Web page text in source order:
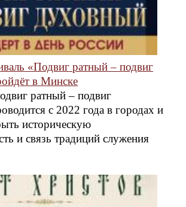
«Подвиг ратный – подвиг
в Минске
ратный – подвиг
с 2022 года в городах и
историческую
и связь традиций служения